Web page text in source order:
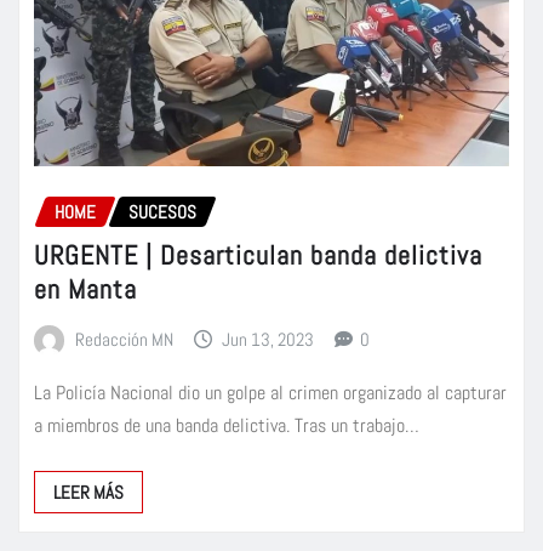
HOME SUCESOS
URGENTE | Desarticulan banda delictiva
en Manta
Redacción MN Jun 13, 2023 0
La Policía Nacional dio un golpe al crimen organizado al capturar
a miembros de una banda delictiva. Tras un trabajo…
LEER MÁS